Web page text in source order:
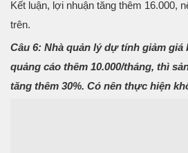
Kết luận, lợi nhuận tăng thêm 16.000,
trên.
Câu 6: Nhà quản lý dự tính giảm giá
quảng cáo thêm 10.000/tháng, thì
tăng thêm 30%. Có nên thực hiện